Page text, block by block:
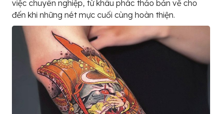
việc chuyên nghiệp, từ khâu phác thảo bản vẽ cho
đến khi những nét mực cuối cùng hoàn thiện.